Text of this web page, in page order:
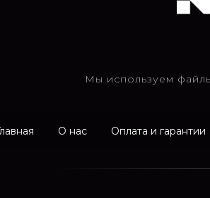
Мы используем
О нас Оплата и гарантии